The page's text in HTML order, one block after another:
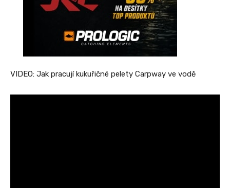
VIDEO: Jak pracují kukuřičné pelety Carpway ve vodě